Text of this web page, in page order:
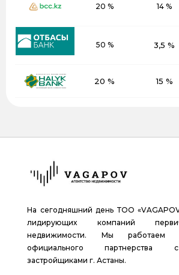
20 % 14 %
50 % 3,5 %
20 % 15 %
На сегодняшний день ТОО
лидирующих компаний
недвижимости. Мы работаем
официального партнерства
застройщиками г. Астаны.